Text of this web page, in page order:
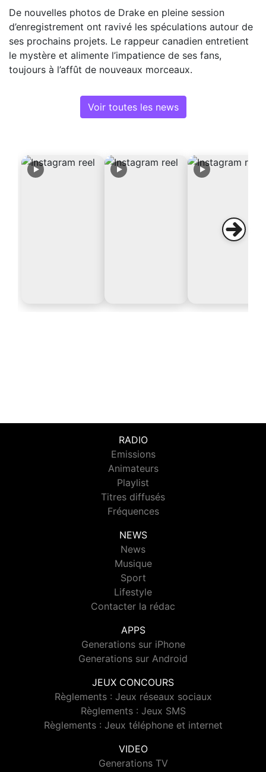
De nouvelles photos de Drake en pleine session
d’enregistrement ont ravivé les spéculations autour de
ses prochains projets. Le rappeur canadien entretient
le mystère et alimente l’impatience de ses fans,
toujours à l’affût de nouveaux morceaux.
Voir toutes les news
RADIO
Emissions
Animateurs
Playlist
Titres diffusés
Fréquences
NEWS
News
Musique
Sport
Lifestyle
Contacter la rédac
APPS
Generations sur iPhone
Generations sur Android
JEUX CONCOURS
Règlements : Jeux réseaux sociaux
Règlements : Jeux SMS
Règlements : Jeux téléphone et internet
VIDEO
Generations TV